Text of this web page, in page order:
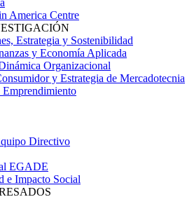
America Centre
Estrategia y Sostenibilidad
y Economía Aplicada
Organizacional
y Estrategia de Mercadotecnia
Directivo
EGADE
e Impacto Social